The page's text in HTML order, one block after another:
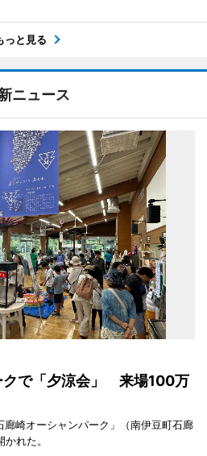
っと見る
ニュース
クで「夕涼会」 来場100万
崎オーシャンパーク」（南伊豆町石廊
れた。